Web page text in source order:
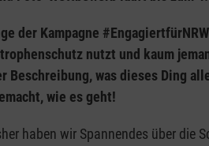
der Kampagne
nutzt und kaum
was dieses Ding
wie es geht!
haben wir Spannendes über die